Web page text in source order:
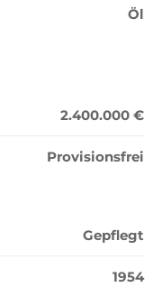
Öl
2.400.000 €
Provisionsfrei
Gepflegt
1954